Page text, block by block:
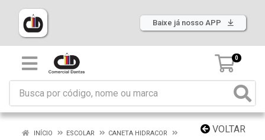
Baixe já nosso APP
0
VOLTAR
INÍCIO ESCOLAR
CANETA HIDRACOR